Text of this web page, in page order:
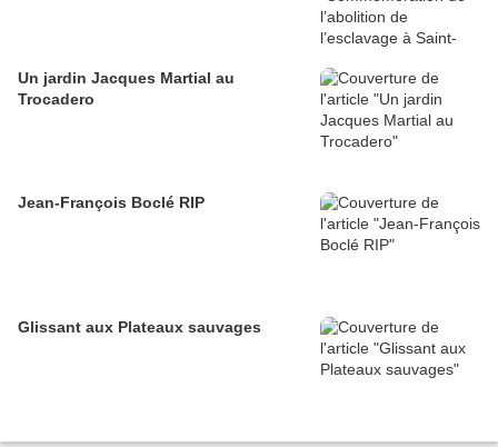
Un jardin Jacques Martial au
Trocadero
Jean-François Boclé RIP
Glissant aux Plateaux sauvages